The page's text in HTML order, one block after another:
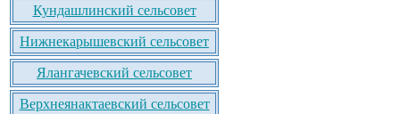
Кундашлинский сельсовет
Нижнекарышевский сельсовет
Ялангачевский сельсовет
Верхнеянактаевский сельсовет